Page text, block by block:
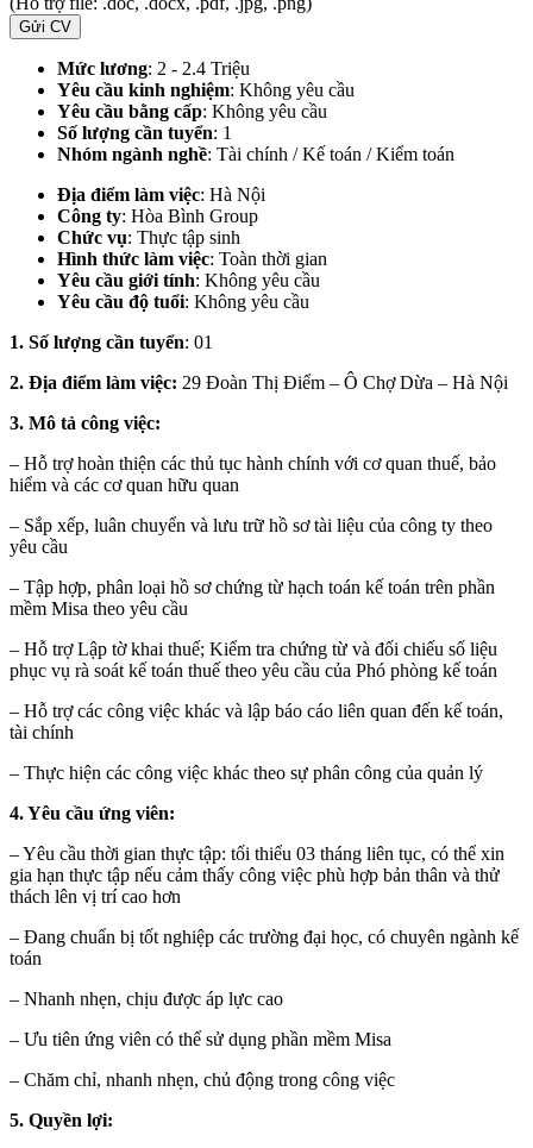
Gửi CV
Mức lương: 2 - 2.4 Triệu
Yêu cầu kinh nghiệm: Không yêu cầu
Yêu cầu bằng cấp: Không yêu cầu
Số lượng cần tuyển: 1
Nhóm ngành nghề: Tài chính / Kế toán / Kiểm toán
Địa điểm làm việc: Hà Nội
Công ty: Hòa Bình Group
Chức vụ: Thực tập sinh
Hình thức làm việc: Toàn thời gian
Yêu cầu giới tính: Không yêu cầu
Yêu cầu độ tuổi: Không yêu cầu
1. Số lượng cần tuyển: 01
2. Địa điểm làm việc: 29 Đoàn Thị Điểm – Ô Chợ Dừa – Hà Nội
3. Mô tả công việc:
– Hỗ trợ hoàn thiện các thủ tục hành chính với cơ quan thuế, bảo
hiểm và các cơ quan hữu quan
– Sắp xếp, luân chuyển và lưu trữ hồ sơ tài liệu của công ty theo
yêu cầu
– Tập hợp, phân loại hồ sơ chứng từ hạch toán kế toán trên phần
mềm Misa theo yêu cầu
– Hỗ trợ Lập tờ khai thuế; Kiểm tra chứng từ và đối chiếu số liệu
phục vụ rà soát kế toán thuế theo yêu cầu của Phó phòng kế toán
– Hỗ trợ các công việc khác và lập báo cáo liên quan đến kế toán,
tài chính
– Thực hiện các công việc khác theo sự phân công của quản lý
4. Yêu cầu ứng viên:
– Yêu cầu thời gian thực tập: tối thiểu 03 tháng liên tục, có thể xin
gia hạn thực tập nếu cảm thấy công việc phù hợp bản thân và thử
thách lên vị trí cao hơn
– Đang chuẩn bị tốt nghiệp các trường đại học, có chuyên ngành kế
toán
– Nhanh nhẹn, chịu được áp lực cao
– Ưu tiên ứng viên có thể sử dụng phần mềm Misa
– Chăm chỉ, nhanh nhẹn, chủ động trong công việc
5. Quyền lợi: